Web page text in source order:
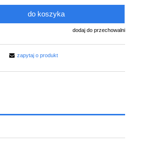
do koszyka
dodaj do przechowalni
zapytaj o produkt